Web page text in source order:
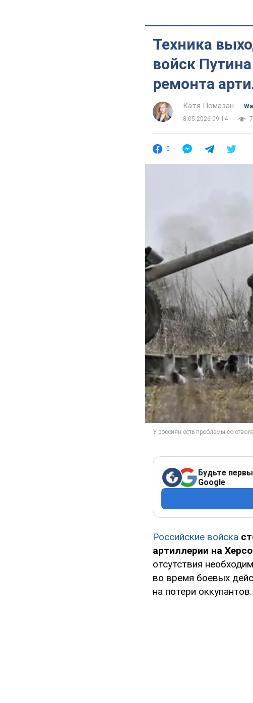
Техника
войск
ремонта
Катя Помазан
8.05.2026 09:14
0
Будьте
Google
Российские войска
артиллерии на
отсутствия
во время боевых
на потери оккупантов.